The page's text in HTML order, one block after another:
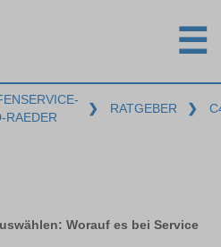
☰
RAEDER
❯ RATGEBER ❯
Worauf es bei Service